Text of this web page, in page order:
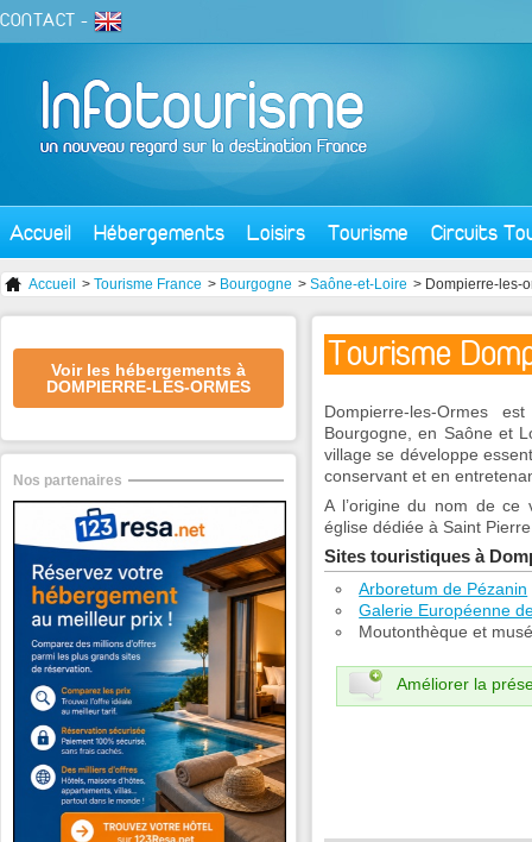
CONTACT -
Accueil Hébergements Loisirs Tourisme Circuits
Accueil > Tourisme France > Bourgogne > Saône-et-Loire > Dompierre-les-
Tourisme
Dompierre-les-Ormes
Bourgogne, en Saône et
village se développe
conservant et en
A l’origine du nom de ce
église dédiée à Saint
Sites touristiques à
Arboretum de Pézanin
Galerie Européenne
Moutonthèque et
Améliorer la
Voir les hébergements à
DOMPIERRE-LES-ORMES
Nos partenaires